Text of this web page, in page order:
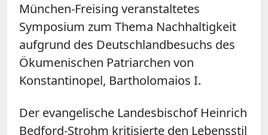
München-Freising veranstaltetes
Symposium zum Thema Nachhaltigkeit
aufgrund des Deutschlandbesuchs des
Ökumenischen Patriarchen von
Konstantinopel, Bartholomaios I.
Der evangelische Landesbischof Heinrich
Bedford-Strohm kritisierte den Lebensstil